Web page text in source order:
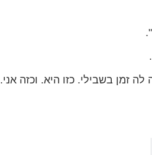
זמן בשבילי. כזו היא. וכזה אני.